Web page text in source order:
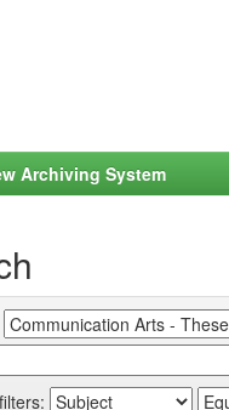
Archiving System